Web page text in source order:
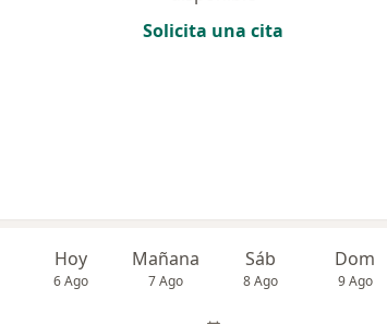
Solicita una cita
Hoy
6 Ago
Mañana
7 Ago
Sáb
8 Ago
Dom
9 Ago